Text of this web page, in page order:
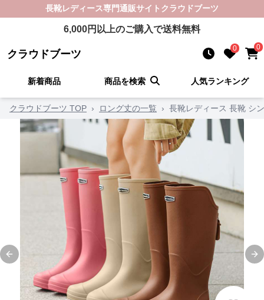
長靴レディース専門通販サイト クラウドブーツ
6,000円以上のご購入で送料無料
クラウドブーツ 0 0
新着商品 商品を検索 人気ランキング
クラウドブーツ TOP › ロング丈の一覧 › 長靴レディース 長靴 シ
Previous slide